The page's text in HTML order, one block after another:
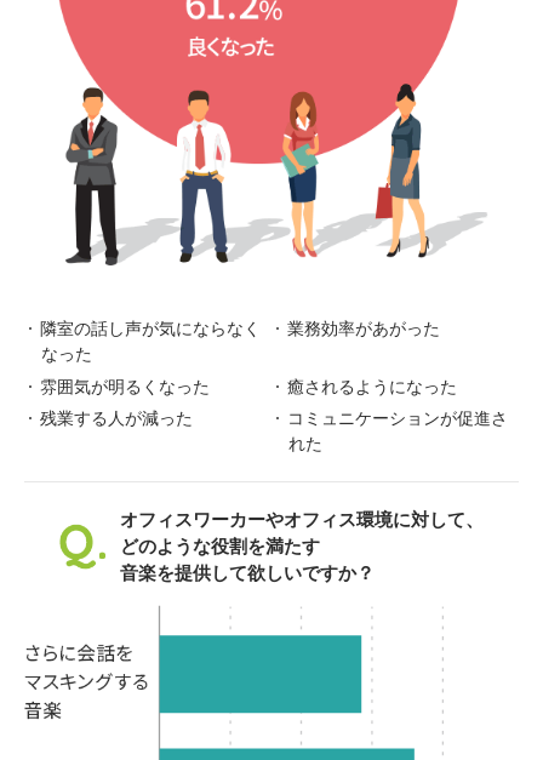
隣室の話し声が気にならなく
なった
業務効率があがった
雰囲気が明るくなった
癒されるようになった
残業する人が減った
コミュニケーションが促進さ
れた
オフィスワーカーやオフィス環境に対して、
どのような役割を満たす
音楽を提供して欲しいですか？